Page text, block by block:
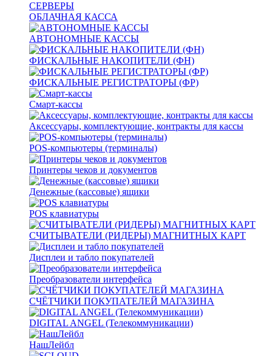
СЕРВЕРЫ
ОБЛАЧНАЯ КАССА
АВТОНОМНЫЕ КАССЫ
ФИСКАЛЬНЫЕ НАКОПИТЕЛИ (ФН)
ФИСКАЛЬНЫЕ РЕГИСТРАТОРЫ (ФР)
Смарт-кассы
Аксессуары, комплектующие, контракты для кассы
POS-компьютеры (терминалы)
Принтеры чеков и документов
Денежные (кассовые) ящики
POS клавиатуры
СЧИТЫВАТЕЛИ (РИДЕРЫ) МАГНИТНЫХ КАРТ
Дисплеи и табло покупателей
Преобразователи интерфейса
СЧЁТЧИКИ ПОКУПАТЕЛЕЙ МАГАЗИНА
DIGITAL ANGEL (Телекоммуникации)
НашЛейбл